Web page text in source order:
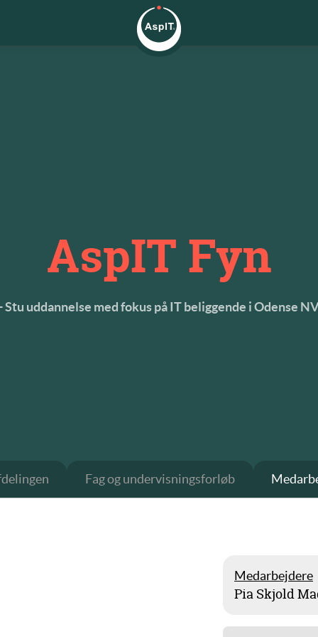
AspIT Fyn
- Stu uddannelse med fokus på IT beliggende i Odense
Fag og undervisningsforløb
Medarbejdere
Pia Skjold